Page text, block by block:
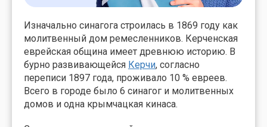
Изначально синагога строилась в 1869 году как
молитвенный дом ремесленников. Керченская
еврейская община имеет древнюю историю. В
бурно развивающейся Керчи, согласно
переписи 1897 года, проживало 10 % евреев.
Всего в городе было 6 синагог и молитвенных
домов и одна крымчацкая кинаса.